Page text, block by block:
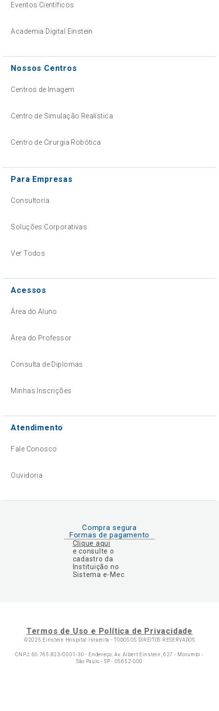
Eventos Científicos
Academia Digital Einstein
Nossos Centros
Centros de Imagem
Centro de Simulação Realística
Centro de Cirurgia Robótica
Para Empresas
Consultoria
Soluções Corporativas
Ver Todos
Acessos
Área do Aluno
Área do Professor
Consulta de Diplomas
Minhas Inscrições
Atendimento
Fale Conosco
Ouvidoria
Compra segura
Formas de pagamento
Clique aqui
e consulte o
cadastro da
Instituição no
Sistema e-Mec
Termos de Uso e Política de Privacidade
©2025 Einstein Hospital Israelita -TODOS OS DIREITOS RESERVADOS
CNPJ: 60.765.823/0001-30 - Endereço: Av. Albert Einstein, 627 - Morumbi -
São Paulo - SP - 05652-000